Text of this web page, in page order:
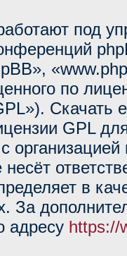
под
по
Скачать
GPL
в
За
адресу https://